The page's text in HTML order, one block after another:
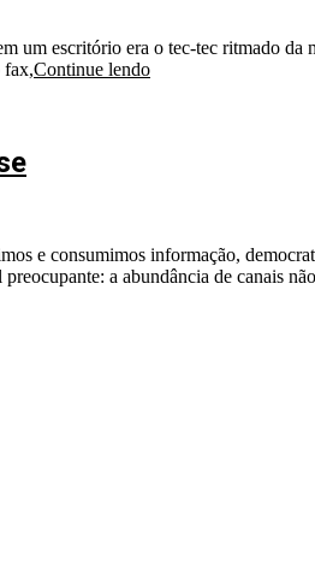
um escritório era o tec-tec ritmado
fax,Continue lendo
e consumimos informação,
a abundância de canais